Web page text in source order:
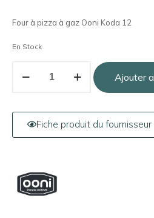
Four à pizza à gaz Ooni Koda 12
En Stock
Ajouter
Fiche produit du fournisseur